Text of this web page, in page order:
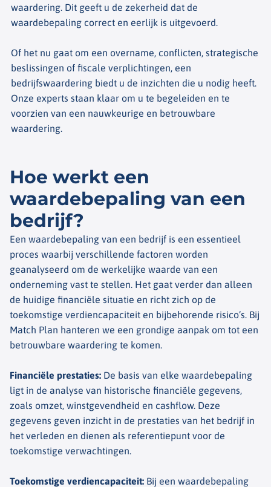
waardering. Dit geeft u de zekerheid dat de
waardebepaling correct en eerlijk is uitgevoerd.
Of het nu gaat om een overname, conflicten, strategische
beslissingen of fiscale verplichtingen, een
bedrijfswaardering biedt u de inzichten die u nodig heeft.
Onze experts staan klaar om u te begeleiden en te
voorzien van een nauwkeurige en betrouwbare
waardering.
Hoe werkt een
waardebepaling van een
bedrijf?
Een waardebepaling van een bedrijf is een essentieel
proces waarbij verschillende factoren worden
geanalyseerd om de werkelijke waarde van een
onderneming vast te stellen. Het gaat verder dan alleen
de huidige financiële situatie en richt zich op de
toekomstige verdiencapaciteit en bijbehorende risico’s. Bij
Match Plan hanteren we een grondige aanpak om tot een
betrouwbare waardering te komen.
Financiële prestaties: De basis van elke waardebepaling
ligt in de analyse van historische financiële gegevens,
zoals omzet, winstgevendheid en cashflow. Deze
gegevens geven inzicht in de prestaties van het bedrijf in
het verleden en dienen als referentiepunt voor de
toekomstige verwachtingen.
Toekomstige verdiencapaciteit: Bij een waardebepaling